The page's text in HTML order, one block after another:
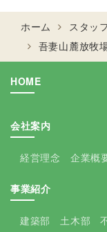
ホーム
スタッ
吾妻山麓放牧
HOME
会社案内
経営理念 企業概
事業紹介
建築部 土木部